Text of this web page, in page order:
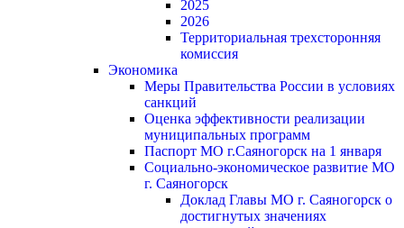
2025
2026
Территориальная трехсторонняя
комиссия
Экономика
Меры Правительства России в условиях
санкций
Оценка эффективности реализации
муниципальных программ
Паспорт МО г.Саяногорск на 1 января
Социально-экономическое развитие МО
г. Саяногорск
Доклад Главы МО г. Саяногорск о
достигнутых значениях